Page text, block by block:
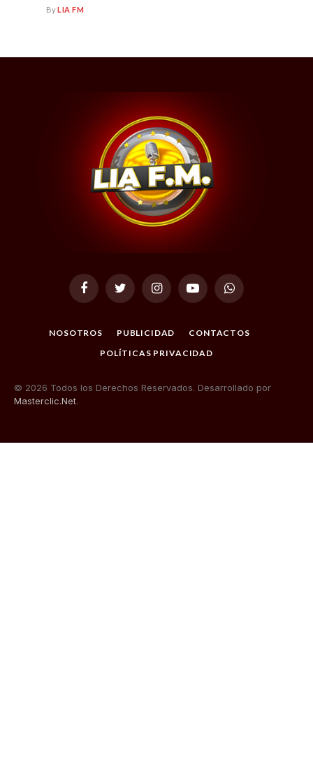
ByLIA FM
FacebookTwitter InstagramYouTubeWhatsApp
NOSOTROS PUBLICIDAD
CONTACTOS
POLÍTICAS PRIVACIDAD
© 2026 Todos los Derechos Reservados. Desarrollado por
Masterclic.Net.